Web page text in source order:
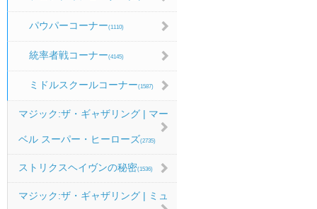
パウパーコーナー(1110)
統率者戦コーナー(4145)
ミドルスクールコーナー(1587)
マジック:ザ・ギャザリング | マー
ベル スーパー・ヒーローズ(2735)
ストリクスヘイヴンの秘密(1536)
マジック:ザ・ギャザリング | ミュ